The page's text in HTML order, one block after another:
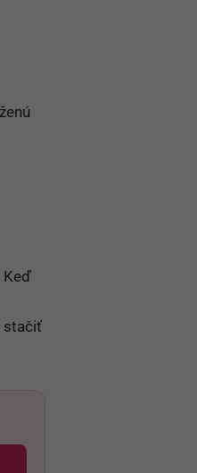
Keď
stačiť